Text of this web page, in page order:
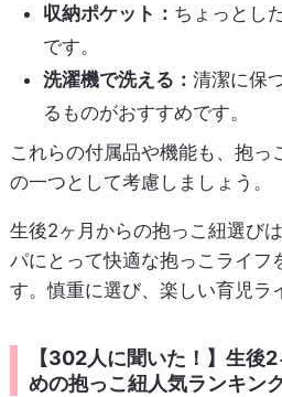
収納ポケット： ちょっとし
です。
洗濯機で洗える： 清潔に保
るものがおすすめです。
これらの付属品や機能も、抱っ
の一つとして考慮しましょう。
生後2ヶ月からの抱っこ紐選び
パにとって快適な抱っこライフ
す。慎重に選び、楽しい育児ラ
【302人に聞いた！】生後
めの抱っこ紐人気ランキン